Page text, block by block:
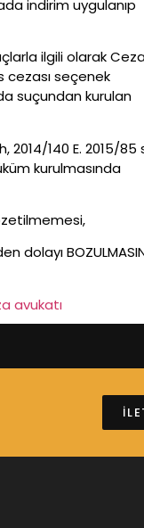
indirim uygulanıp
ilgili olarak
cezası seçenek
suçundan kurulan
140 E. 2015/85
kurulmasında
dolayı
avukatı